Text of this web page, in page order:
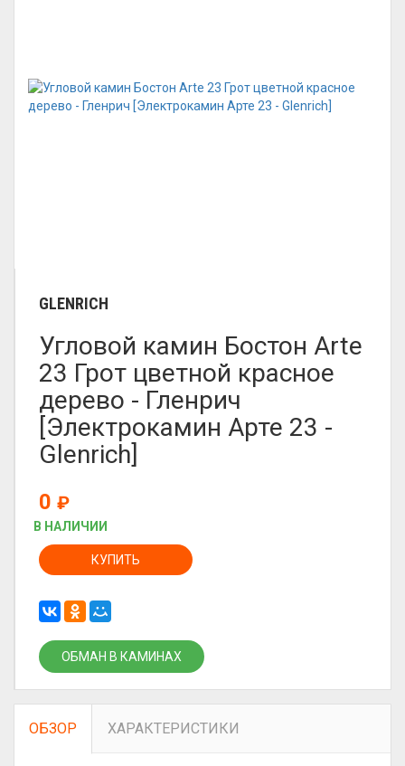
GLENRICH
Угловой камин Бостон Arte
23 Грот цветной красное
дерево - Гленрич
[Электрокамин Арте 23 -
Glenrich]
0 ₽
В НАЛИЧИИ
КУПИТЬ
ОБМАН В КАМИНАХ
ОБЗОР ХАРАКТЕРИСТИКИ